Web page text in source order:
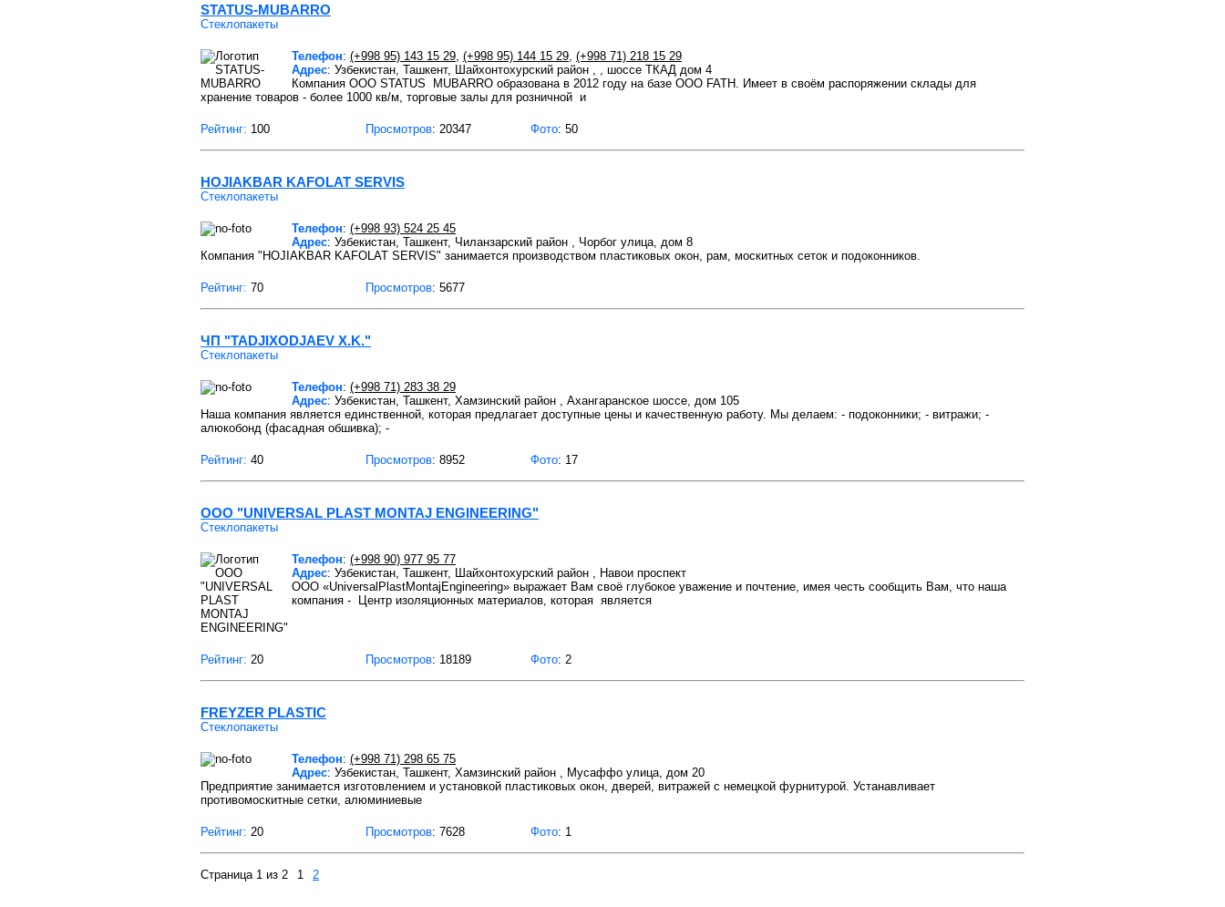
STATUS-MUBARRO
Стеклопакеты
Телефон: (+998 95) 143 15 29, (+998 95) 144 15 29, (+998 71) 218 15 29
Адрес: Узбекистан, Ташкент, Шайхонтохурский район , , шоссе ТКАД дом 4
Компания ООО STATUS MUBARRO образована в 2012 году на базе ООО FATH. Имеет в своём распоряжении склады для
хранение товаров - более 1000 кв/м, торговые залы для розничной и
Рейтинг: 100 Просмотров: 20347 Фото: 50
HOJIAKBAR KAFOLAT SERVIS
Стеклопакеты
Телефон: (+998 93) 524 25 45
Адрес: Узбекистан, Ташкент, Чиланзарский район , Чорбог улица, дом 8
Компания "HOJIAKBAR KAFOLAT SERVIS" занимается производством пластиковых окон, рам, москитных сеток и подоконников.
Рейтинг: 70 Просмотров: 5677
ЧП "TADJIXODJAEV X.K."
Стеклопакеты
Телефон: (+998 71) 283 38 29
Адрес: Узбекистан, Ташкент, Хамзинский район , Ахангаранское шоссе, дом 105
Наша компания является единственной, которая предлагает доступные цены и качественную работу. Мы делаем: - подоконники; - витражи; -
алюкобонд (фасадная обшивка); -
Рейтинг: 40 Просмотров: 8952 Фото: 17
ООО "UNIVERSAL PLAST MONTAJ ENGINEERING"
Стеклопакеты
Телефон: (+998 90) 977 95 77
Адрес: Узбекистан, Ташкент, Шайхонтохурский район , Навои проспект
ООО «UniversalPlastMontajEngineering» выражает Вам своё глубокое уважение и почтение, имея честь сообщить Вам, что наша
компания - Центр изоляционных материалов, которая является
Рейтинг: 20 Просмотров: 18189 Фото: 2
FREYZER PLASTIC
Стеклопакеты
Телефон: (+998 71) 298 65 75
Адрес: Узбекистан, Ташкент, Хамзинский район , Мусаффо улица, дом 20
Предприятие занимается изготовлением и установкой пластиковых окон, дверей, витражей с немецкой фурнитурой. Устанавливает
противомоскитные сетки, алюминиевые
Рейтинг: 20 Просмотров: 7628 Фото: 1
Страница 1 из 2 1 2